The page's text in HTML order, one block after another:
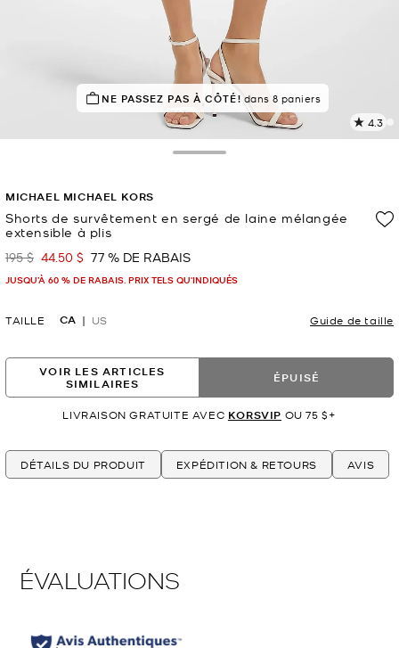
NE PASSEZ PAS À CÔTÉ! dans 8 paniers
4.3
MICHAEL MICHAEL KORS
Shorts de survêtement en sergé de laine mélangée
extensible à plis
était
195 $ maintenant
44.50 $ 77 % DE RABAIS
JUSQU’À 60 % DE RABAIS. PRIX TELS QU'INDIQUÉS
TAILLE CA US Guide de taille
VOIR LES ARTICLES
SIMILAIRES
ÉPUISÉ
LIVRAISON GRATUITE AVEC KORSVIP OU 75 $+
DÉTAILS DU PRODUIT EXPÉDITION & RETOURS AVIS